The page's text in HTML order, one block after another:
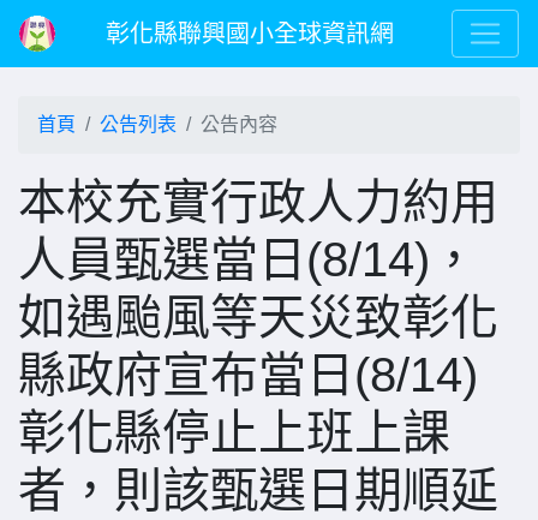
彰化縣聯興國小全球資訊網
首頁 公告列表 公告內容
本校充實行政人力約用
人員甄選當日(8/14)，
如遇颱風等天災致彰化
縣政府宣布當日(8/14)
彰化縣停止上班上課
者，則該甄選日期順延